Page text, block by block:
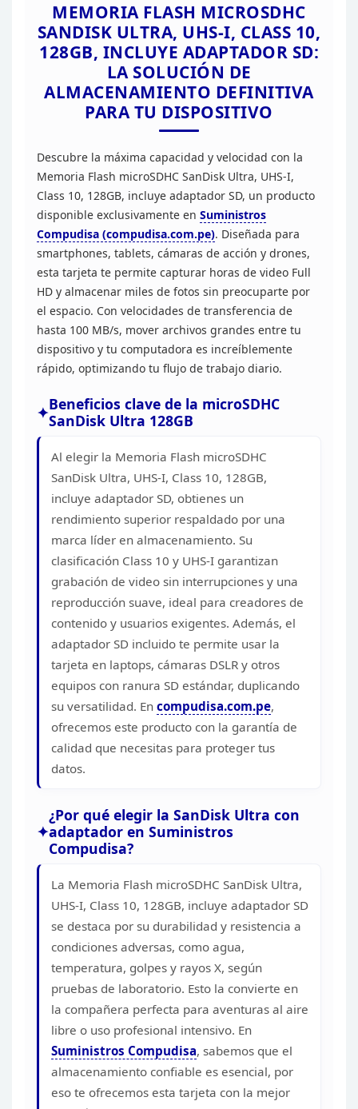
MEMORIA FLASH MICROSDHC
SANDISK ULTRA, UHS-I, CLASS 10,
128GB, INCLUYE ADAPTADOR SD:
LA SOLUCIÓN DE
ALMACENAMIENTO DEFINITIVA
PARA TU DISPOSITIVO
Descubre la máxima capacidad y velocidad con la
Memoria Flash microSDHC SanDisk Ultra, UHS-I,
Class 10, 128GB, incluye adaptador SD, un producto
disponible exclusivamente en Suministros
Compudisa (compudisa.com.pe). Diseñada para
smartphones, tablets, cámaras de acción y drones,
esta tarjeta te permite capturar horas de video Full
HD y almacenar miles de fotos sin preocuparte por
el espacio. Con velocidades de transferencia de
hasta 100 MB/s, mover archivos grandes entre tu
dispositivo y tu computadora es increíblemente
rápido, optimizando tu flujo de trabajo diario.
Beneficios clave de la microSDHC
SanDisk Ultra 128GB
Al elegir la Memoria Flash microSDHC
SanDisk Ultra, UHS-I, Class 10, 128GB,
incluye adaptador SD, obtienes un
rendimiento superior respaldado por una
marca líder en almacenamiento. Su
clasificación Class 10 y UHS-I garantizan
grabación de video sin interrupciones y una
reproducción suave, ideal para creadores de
contenido y usuarios exigentes. Además, el
adaptador SD incluido te permite usar la
tarjeta en laptops, cámaras DSLR y otros
equipos con ranura SD estándar, duplicando
su versatilidad. En compudisa.com.pe,
ofrecemos este producto con la garantía de
calidad que necesitas para proteger tus
datos.
¿Por qué elegir la SanDisk Ultra con
adaptador en Suministros
Compudisa?
La Memoria Flash microSDHC SanDisk Ultra,
UHS-I, Class 10, 128GB, incluye adaptador SD
se destaca por su durabilidad y resistencia a
condiciones adversas, como agua,
temperatura, golpes y rayos X, según
pruebas de laboratorio. Esto la convierte en
la compañera perfecta para aventuras al aire
libre o uso profesional intensivo. En
Suministros Compudisa, sabemos que el
almacenamiento confiable es esencial, por
eso te ofrecemos esta tarjeta con la mejor